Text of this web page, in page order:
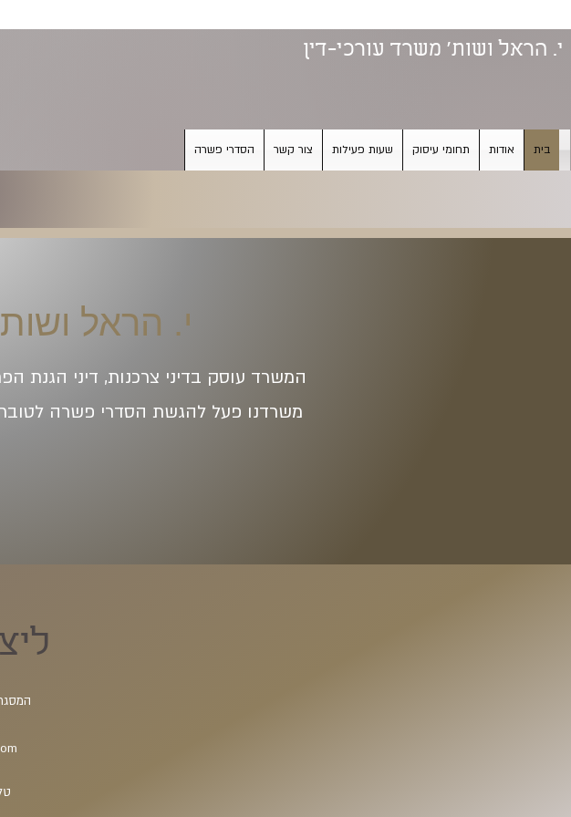
י. הראל ושות' משרד עורכי-דין
בית אודות תחומי עיסוק שעות פעילות צור קשר הסדרי פשרה
י. הראל
המשרד עוסק בדיני צרכנות, דיני הגנת
משרדנו פעל להגשת הסדרי פשרה
המסגר 26 תל אביב,